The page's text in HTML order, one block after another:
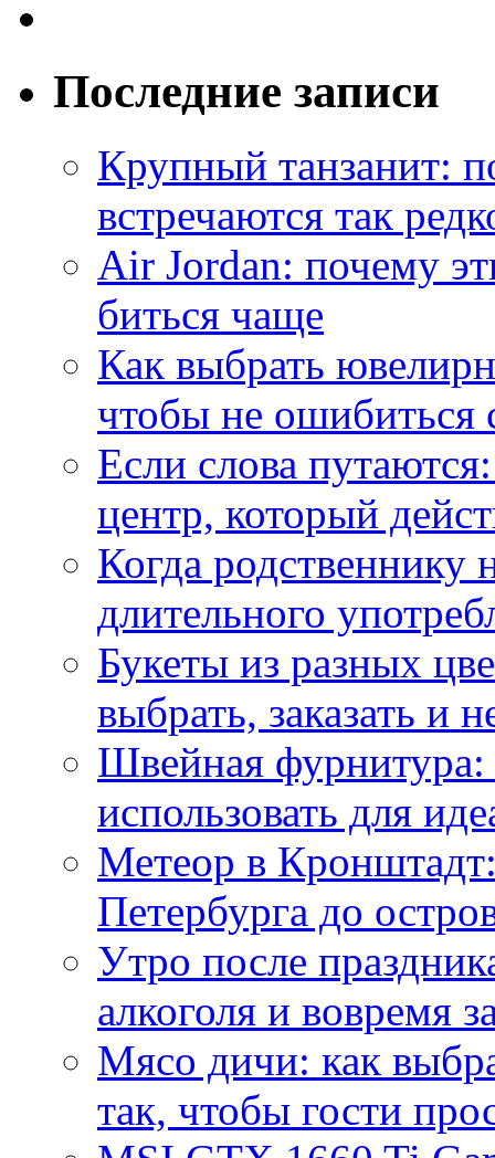
Последние записи
Крупный танзанит:
встречаются так
Air Jordan: почему
биться чаще
Как выбрать
чтобы не ошибиться
Если слова
центр, который
Когда
длительного
Букеты из разных
выбрать, заказать и
Швейная фурнитура:
использовать для
Метеор в
Петербурга до
Утро после
алкоголя и вовремя
Мясо дичи: как
так, чтобы гости